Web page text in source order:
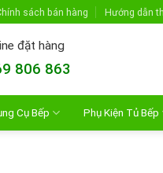
sách bán hàng Hướng dẫn
đặt hàng
806 863
Cụ Bếp Phụ Kiện Tủ Bếp